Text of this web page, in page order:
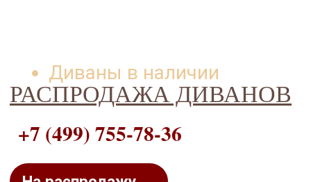
РАСПРОДАЖА ДИВАНОВ
На распродажу →
+7 (499) 755-78-36